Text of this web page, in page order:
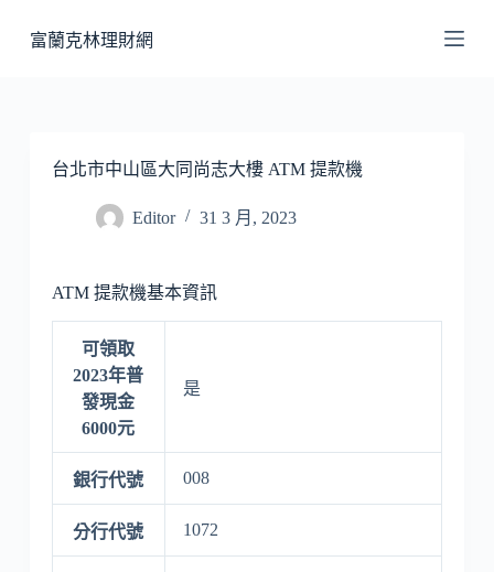
至
富蘭克林理財網
台北市中山區大同尚志大樓 ATM 提款機
Editor 31 3 月, 2023
ATM 提款機基本資訊
可領取
2023年普
發現金
6000元
是
銀行代號 008
分行代號 1072